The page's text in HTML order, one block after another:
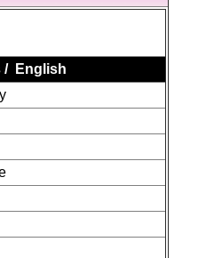
/ English